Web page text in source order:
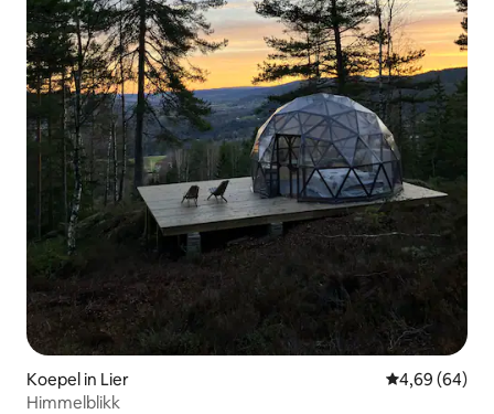
Koepel in Lier Gemiddelde
4,69 (64)
Himmelblikk